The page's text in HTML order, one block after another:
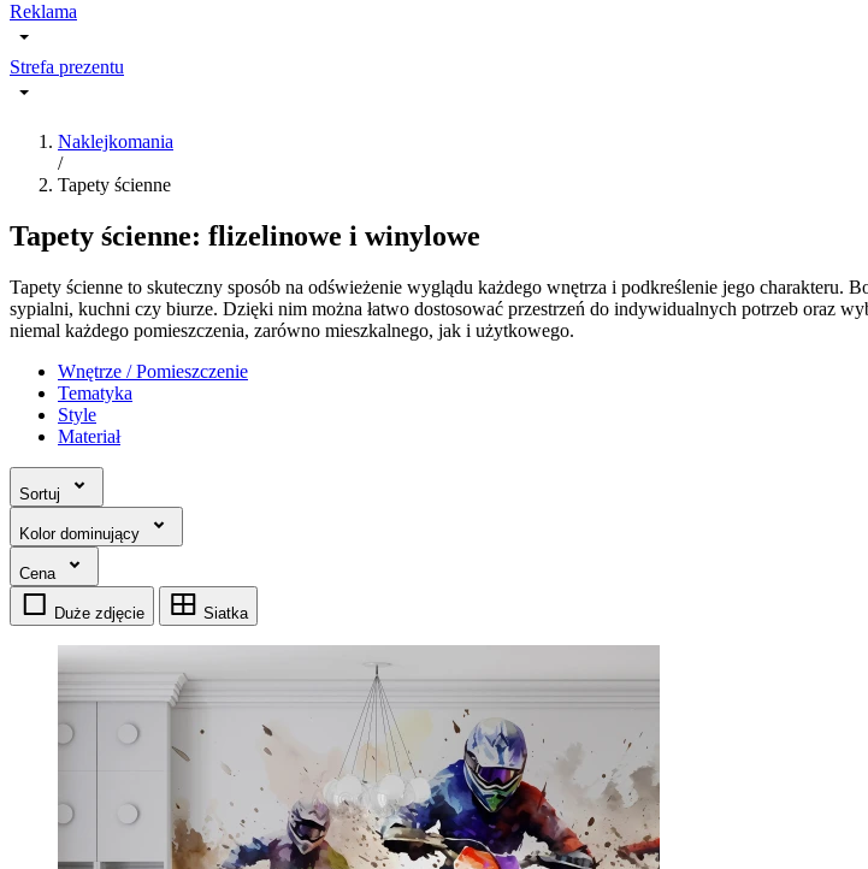
Reklama
Strefa prezentu
Naklejkomania
/
Tapety ścienne
Tapety ścienne: flizelinowe i winylowe
Tapety ścienne to skuteczny sposób na odświeżenie wyglądu każdego wnętrza i podkreślenie jego charakteru.
sypialni, kuchni czy biurze. Dzięki nim można łatwo dostosować przestrzeń do indywidualnych potrzeb oraz
niemal każdego pomieszczenia, zarówno mieszkalnego, jak i użytkowego.
Wnętrze / Pomieszczenie
Tematyka
Style
Materiał
Sortuj
Kolor dominujący
Cena
Duże zdjęcie Siatka